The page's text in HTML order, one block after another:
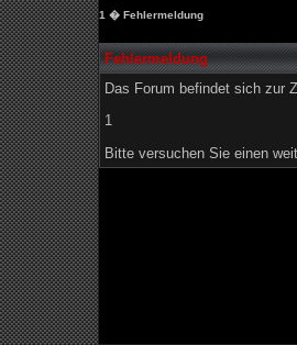
1 � Fehlermeldung
Fehlermeldung
Das Forum befindet sich zur
1
Bitte versuchen Sie einen